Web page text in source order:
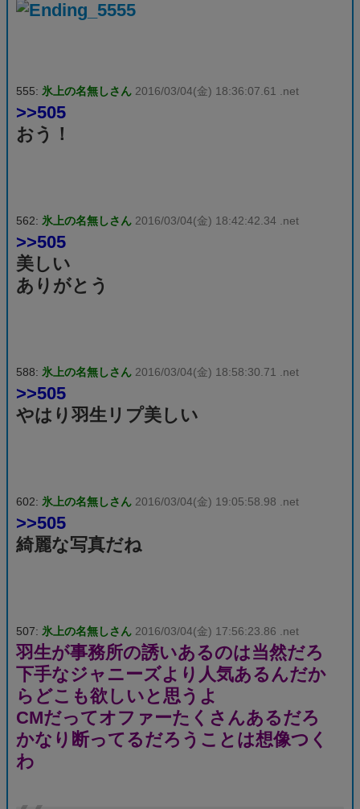
555: 氷上の名無しさん 2016/03/04(金) 18:36:07.61 .net
>>505
おう！
562: 氷上の名無しさん 2016/03/04(金) 18:42:42.34 .net
>>505
美しい
ありがとう
588: 氷上の名無しさん 2016/03/04(金) 18:58:30.71 .net
>>505
やはり羽生リプ美しい
602: 氷上の名無しさん 2016/03/04(金) 19:05:58.98 .net
>>505
綺麗な写真だね
507: 氷上の名無しさん 2016/03/04(金) 17:56:23.86 .net
羽生が事務所の誘いあるのは当然だろ
下手なジャニーズより人気あるんだか
らどこも欲しいと思うよ
CMだってオファーたくさんあるだろ
かなり断ってるだろうことは想像つく
わ